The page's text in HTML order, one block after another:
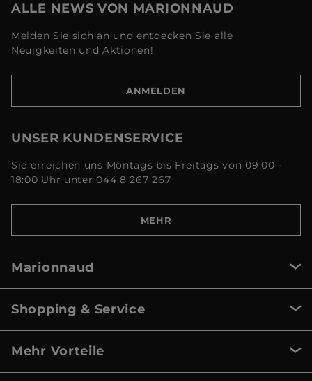
ALLE NEWS VON MARIONNAUD
Melden Sie sich an und entdecken Sie alle
Neuigkeiten und Aktionen!
ANMELDEN
UNSER KUNDENSERVICE
Sie erreichen uns Montags bis Freitags von 09:00 -
18:00 Uhr unter 044 8 267 267
MEHR
Marionnaud
Shopping & Service
Mehr Vorteile